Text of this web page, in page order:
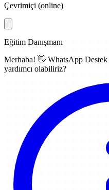
Çevrimiçi (online)
Eğitim Danışmanı
Merhaba! 👋 WhatsApp Destek
yardımcı olabiliriz?